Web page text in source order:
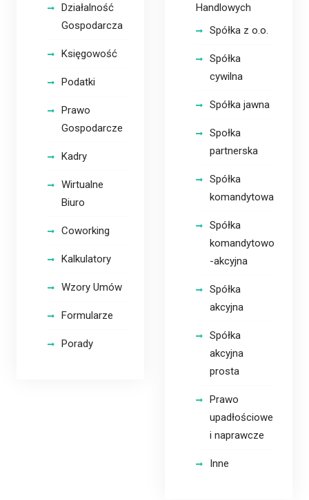
Handlowych
Spółka z o.o.
Spółka
cywilna
Spółka jawna
Społka
partnerska
Spółka
komandytowa
Spółka
komandytowo
-akcyjna
Spółka
akcyjna
Spółka
akcyjna
prosta
Prawo
upadłościowe
i naprawcze
Inne
Działalność
Gospodarcza
Księgowość
Podatki
Prawo
Gospodarcze
Kadry
Wirtualne
Biuro
Coworking
Kalkulatory
Wzory Umów
Formularze
Porady